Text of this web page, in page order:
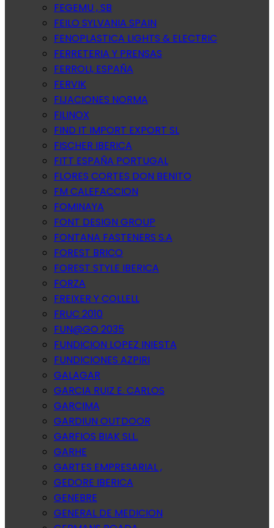
FEGEMU , SB
FEILO SYLVANIA SPAIN
FENOPLASTICA LIGHTS & ELECTRIC
FERRETERIA Y PRENSAS
FERROLI, ESPAÑA
FERVIK
FIJACIONES NORMA
FILINOX
FIND IT IMPORT EXPORT SL
FISCHER IBERICA
FITT ESPAÑA PORTUGAL
FLORES CORTES DON BENITO
FM CALEFACCION
FOMINAYA
FONT DESIGN GROUP
FONTANA FASTENERS S.A
FOREST BRICO
FOREST STYLE IBERICA
FORZA
FREIXER Y COLLELL
FRUC 2010
FUN@GO 2035
FUNDICION LOPEZ INIESTA
FUNDICIONES AZPIRI
GALAGAR
GARCIA RUIZ E. CARLOS
GARCIMA
GARDIUN OUTDOOR
GARFIOS BIAK SLL.
GARHE
GARTES EMPRESARIAL ,
GEDORE IBERICA
GENEBRE
GENERAL DE MEDICION